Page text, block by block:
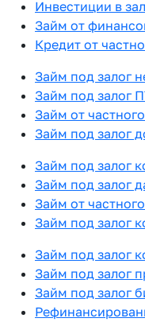
Инвестиции в
Займ от
Кредит от
Займ под залог
Займ под залог
Займ от
Займ под залог
Займ под залог
Займ под залог
Займ от
Займ под залог
Займ под залог
Займ под залог
Займ под залог